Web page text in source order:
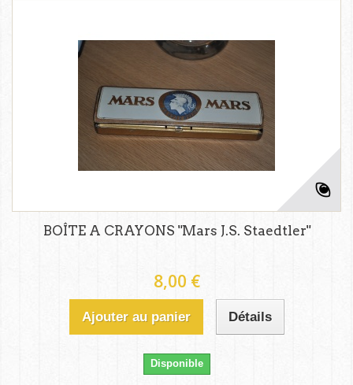
BOÎTE A CRAYONS "Mars J.S. Staedtler"
8,00 €
Ajouter au panier Détails
Disponible